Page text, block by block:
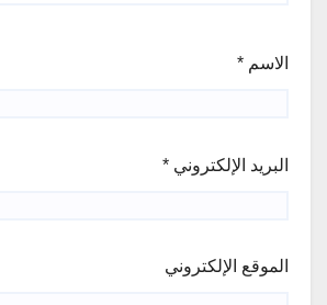
الاسم *
البريد الإلكتروني *
الموقع الإلكتروني